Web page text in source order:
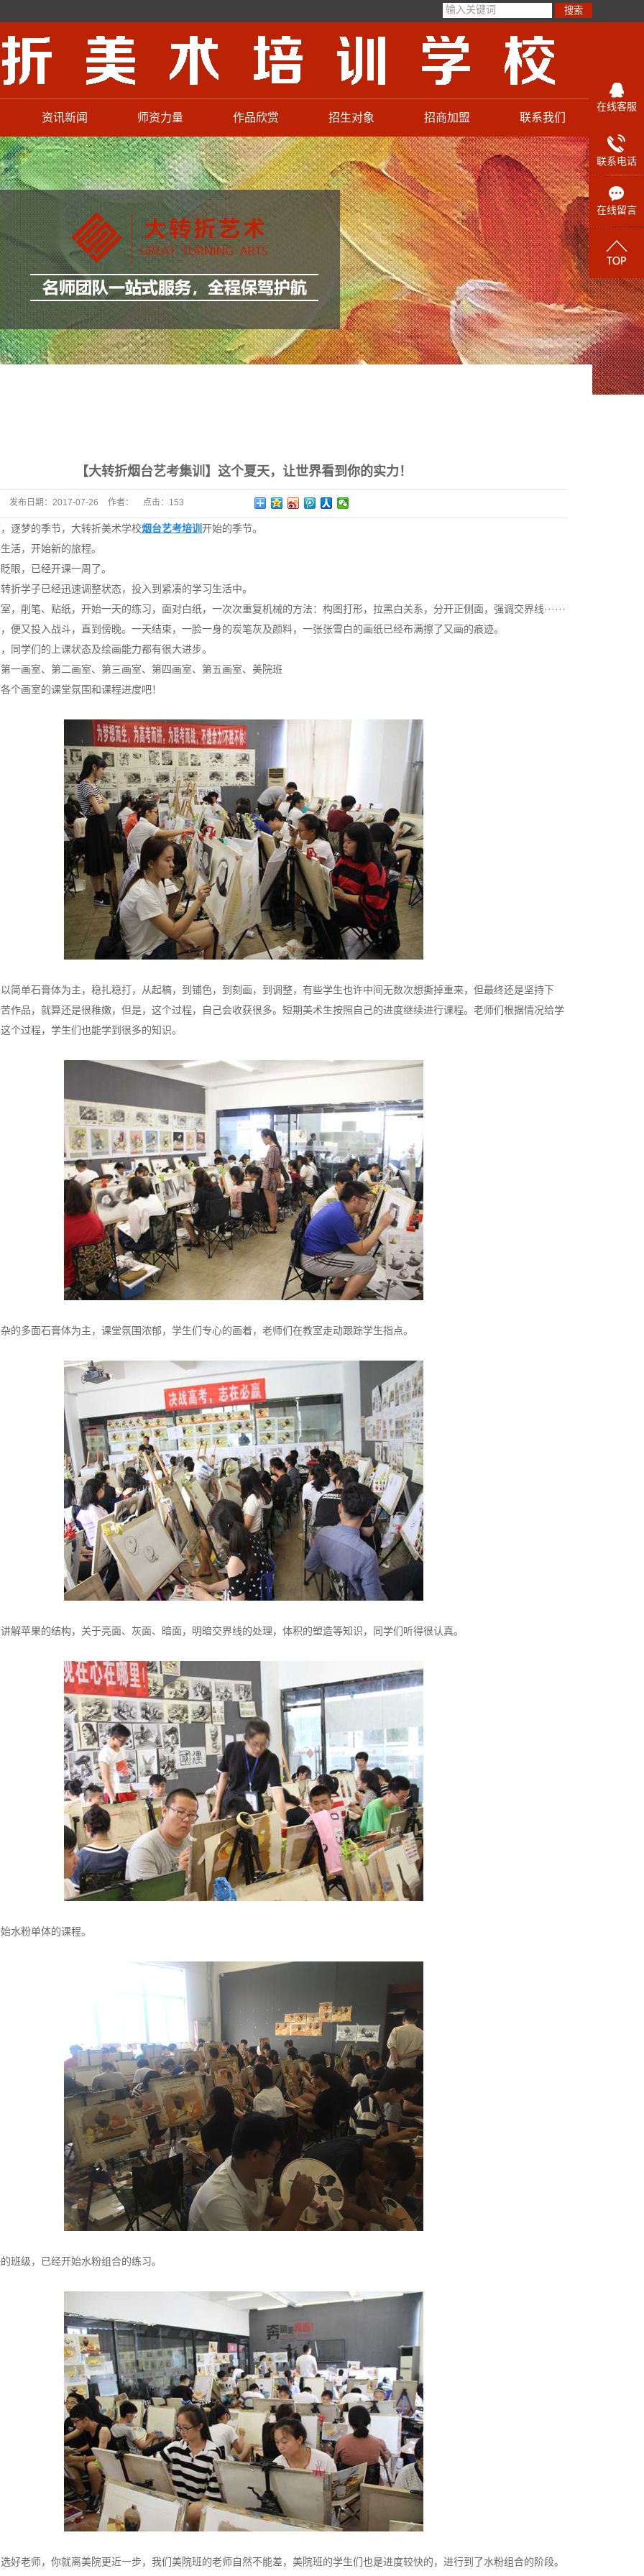
资讯新闻
学校动态
学校新闻
通知公告
校园活动
招聘信息
师资力量
联考高分顾问教授
艺考师资力量
少儿美术老师
作品欣赏
名师作品
老师作品
新生作品
招生对象 招商加盟
加入我们
加盟校址
联系我们
【大转折烟台艺考集训】这个夏天，让世界看到你的实力！
发布日期： 2017-07-26 作者： 点击： 153
逐梦的季节，大转折美术学校烟台艺考培训 开始的季节。
活，开始新的旅程。
眼，已经开课一周了。
折学子已经迅速调整状态，投入到紧凑的学习生活中。
，削笔、贴纸，开始一天的练习，面对白纸，一次次重复机械的方法：构图打形，拉黑白关系，分开正侧面，强调交界线······
便又投入战斗，直到傍晚。一天结束，一脸一身的炭笔灰及颜料，一张张雪白的画纸已经布满擦了又画的痕迹。
同学们的上课状态及绘画能力都有很大进步。
一画室、第二画室、第三画室、第四画室、第五画室、美院班
个画室的课堂氛围和课程进度吧！
简单石膏体为主，稳扎稳打，从起稿，到铺色，到刻画，到调整，有些学生也许中间无数次想撕掉重来，但最终还是坚持下
作品，就算还是很稚嫩，但是，这个过程，自己会收获很多。短期美术生按照自己的进度继续进行课程。老师们根据情况给学
个过程，学生们也能学到很多的知识。
的多面石膏体为主，课堂氛围浓郁，学生们专心的画着，老师们在教室走动跟踪学生指点。
解苹果的结构，关于亮面、灰面、暗面，明暗交界线的处理，体积的塑造等知识，同学们听得很认真。
水粉单体的课程。
班级，已经开始水粉组合的练习。
好老师，你就离美院更近一步，我们美院班的老师自然不能差，美院班的学生们也是进度较快的，进行到了水粉组合的阶段。
在线客服
联系电话
在线留言